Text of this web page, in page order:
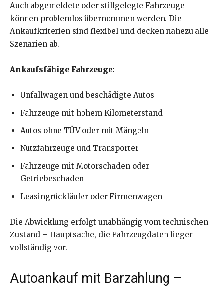
Auch abgemeldete oder stillgelegte Fahrzeuge
können problemlos übernommen werden. Die
Ankaufkriterien sind flexibel und decken nahezu alle
Szenarien ab.
Ankaufsfähige Fahrzeuge:
Unfallwagen und beschädigte Autos
Fahrzeuge mit hohem Kilometerstand
Autos ohne TÜV oder mit Mängeln
Nutzfahrzeuge und Transporter
Fahrzeuge mit Motorschaden oder
Getriebeschaden
Leasingrückläufer oder Firmenwagen
Die Abwicklung erfolgt unabhängig vom technischen
Zustand – Hauptsache, die Fahrzeugdaten liegen
vollständig vor.
Autoankauf mit Barzahlung –